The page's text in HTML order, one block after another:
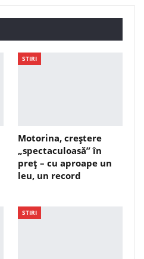
STIRI
Motorina, creștere
„spectaculoasă” în
preț – cu aproape un
leu, un record
STIRI